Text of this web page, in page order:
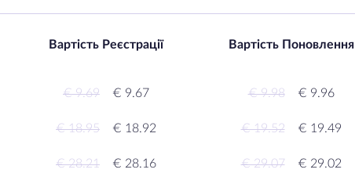
Вартість Реєстрації Вартість Поновлення
€ 9.69 € 9.67 € 9.98 € 9.96
€ 18.95 € 18.92 € 19.52 € 19.49
€ 28.21 € 28.16 € 29.07 € 29.02